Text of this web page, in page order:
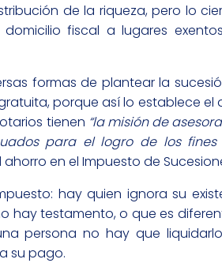
de la riqueza, pero lo
fiscal a lugares
formas de plantear la
porque así lo establece el
tienen “la misión de
para el logro de los
en el Impuesto de
hay quien ignora su
hay testamento, o que es
persona no hay que
su pago.